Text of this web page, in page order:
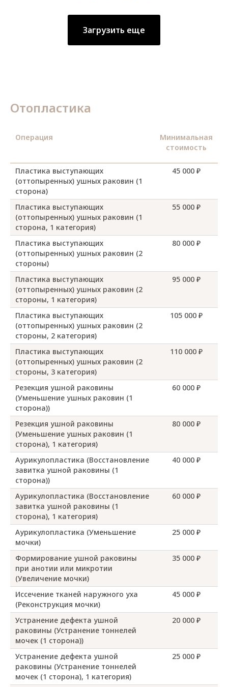
Загрузить еще
Отопластика
Операция
Минимальная
стоимость
Пластика выступающих
(оттопыренных) ушных раковин (1
сторона)
45 000 ₽
Пластика выступающих
(оттопыренных) ушных раковин (1
сторона, 1 категория)
55 000 ₽
Пластика выступающих
(оттопыренных) ушных раковин (2
стороны)
80 000 ₽
Пластика выступающих
(оттопыренных) ушных раковин (2
стороны, 1 категория)
95 000 ₽
Пластика выступающих
(оттопыренных) ушных раковин (2
стороны, 2 категория)
105 000 ₽
Пластика выступающих
(оттопыренных) ушных раковин (2
стороны, 3 категория)
110 000 ₽
Резекция ушной раковины
(Уменьшение ушных раковин (1
сторона))
60 000 ₽
Резекция ушной раковины
(Уменьшение ушных раковин (1
сторона), 1 категория)
80 000 ₽
Аурикулопластика (Восстановление
завитка ушной раковины (1
сторона))
40 000 ₽
Аурикулопластика (Восстановление
завитка ушной раковины (1
сторона), 1 категория)
60 000 ₽
Аурикулопластика (Уменьшение
мочки)
25 000 ₽
Формирование ушной раковины
при анотии или микротии
(Увеличение мочки)
35 000 ₽
Иссечение тканей наружного уха
(Реконструкция мочки)
45 000 ₽
Устранение дефекта ушной
раковины (Устранение тоннелей
мочек (1 сторона))
20 000 ₽
Устранение дефекта ушной
раковины (Устранение тоннелей
мочек (1 сторона), 1 категория)
25 000 ₽